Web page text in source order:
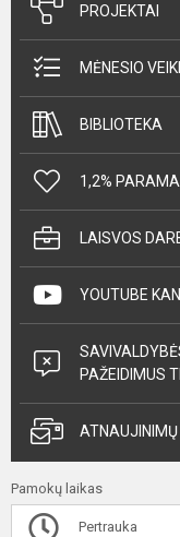
PROJEKTAI
MĖNESIO
BIBLIOTEKA
1,2% PARAMA
LAISVOS
YOUTUBE
PAŽEIDIMUS
Pamokų laikas
Pertrauka